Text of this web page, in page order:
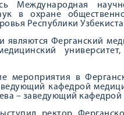
Международная
в охране
Республики
являются Ферганский
мероприятия в
кафедрой
– заведующий кафедрой